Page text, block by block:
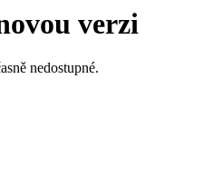
verzi
nedostupné.